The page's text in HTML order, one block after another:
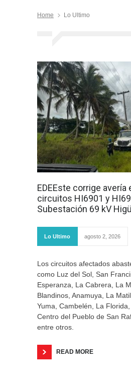
Home Lo Ultimo
EDEEste corrige avería
circuitos HI6901 y
Subestación 69 kV
Lo Ultimo agosto 2, 2026
Los circuitos afectados
como Luz del Sol, San
Esperanza, La Cabrera, La
Blandinos, Anamuya, La
Yuma, Cambelén, La Florida,
Centro del Pueblo de San
entre otros.
READ MORE